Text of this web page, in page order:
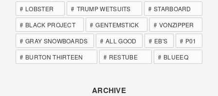
LOBSTER
TRUMP WETSUITS
STARBOARD
BLACK PROJECT
GENTEMSTICK
VONZIPPER
GRAY SNOWBOARDS
ALL GOOD EB'S
P01
BURTON THIRTEEN
RESTUBE BLUEEQ
ARCHIVE